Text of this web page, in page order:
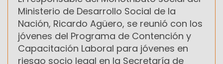
Ministerio de Desarrollo Social de la
Nación, Ricardo Agüero, se reunió con los
jóvenes del Programa de Contención y
Capacitación Laboral para jóvenes en
riesgo socio legal en la Secretaría de